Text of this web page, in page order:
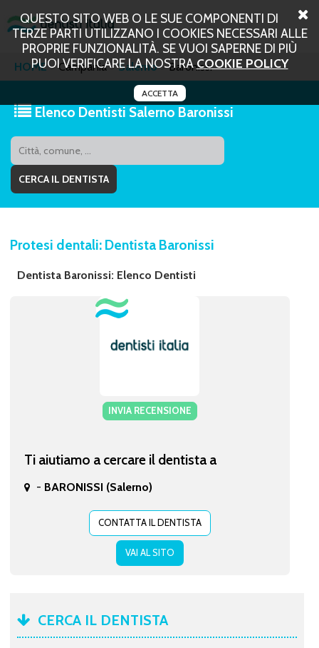
QUESTO SITO WEB O LE SUE COMPONENTI DI
TERZE PARTI UTILIZZANO I COOKIES NECESSARI ALLE
PROPRIE FUNZIONALITÀ. SE VUOI SAPERNE DI PIÙ
PUOI VERIFICARE LA NOSTRACOOKIE POLICY
ACCETTA
HOME Campania Salerno Baronissi
Elenco Dentisti Salerno Baronissi
Protesi dentali: Dentista Baronissi
Dentista Baronissi: Elenco Dentisti
INVIA RECENSIONE
Ti aiutiamo a cercare il dentista a
- BARONISSI (Salerno)
CONTATTA IL DENTISTA
VAI AL SITO
CERCA IL DENTISTA